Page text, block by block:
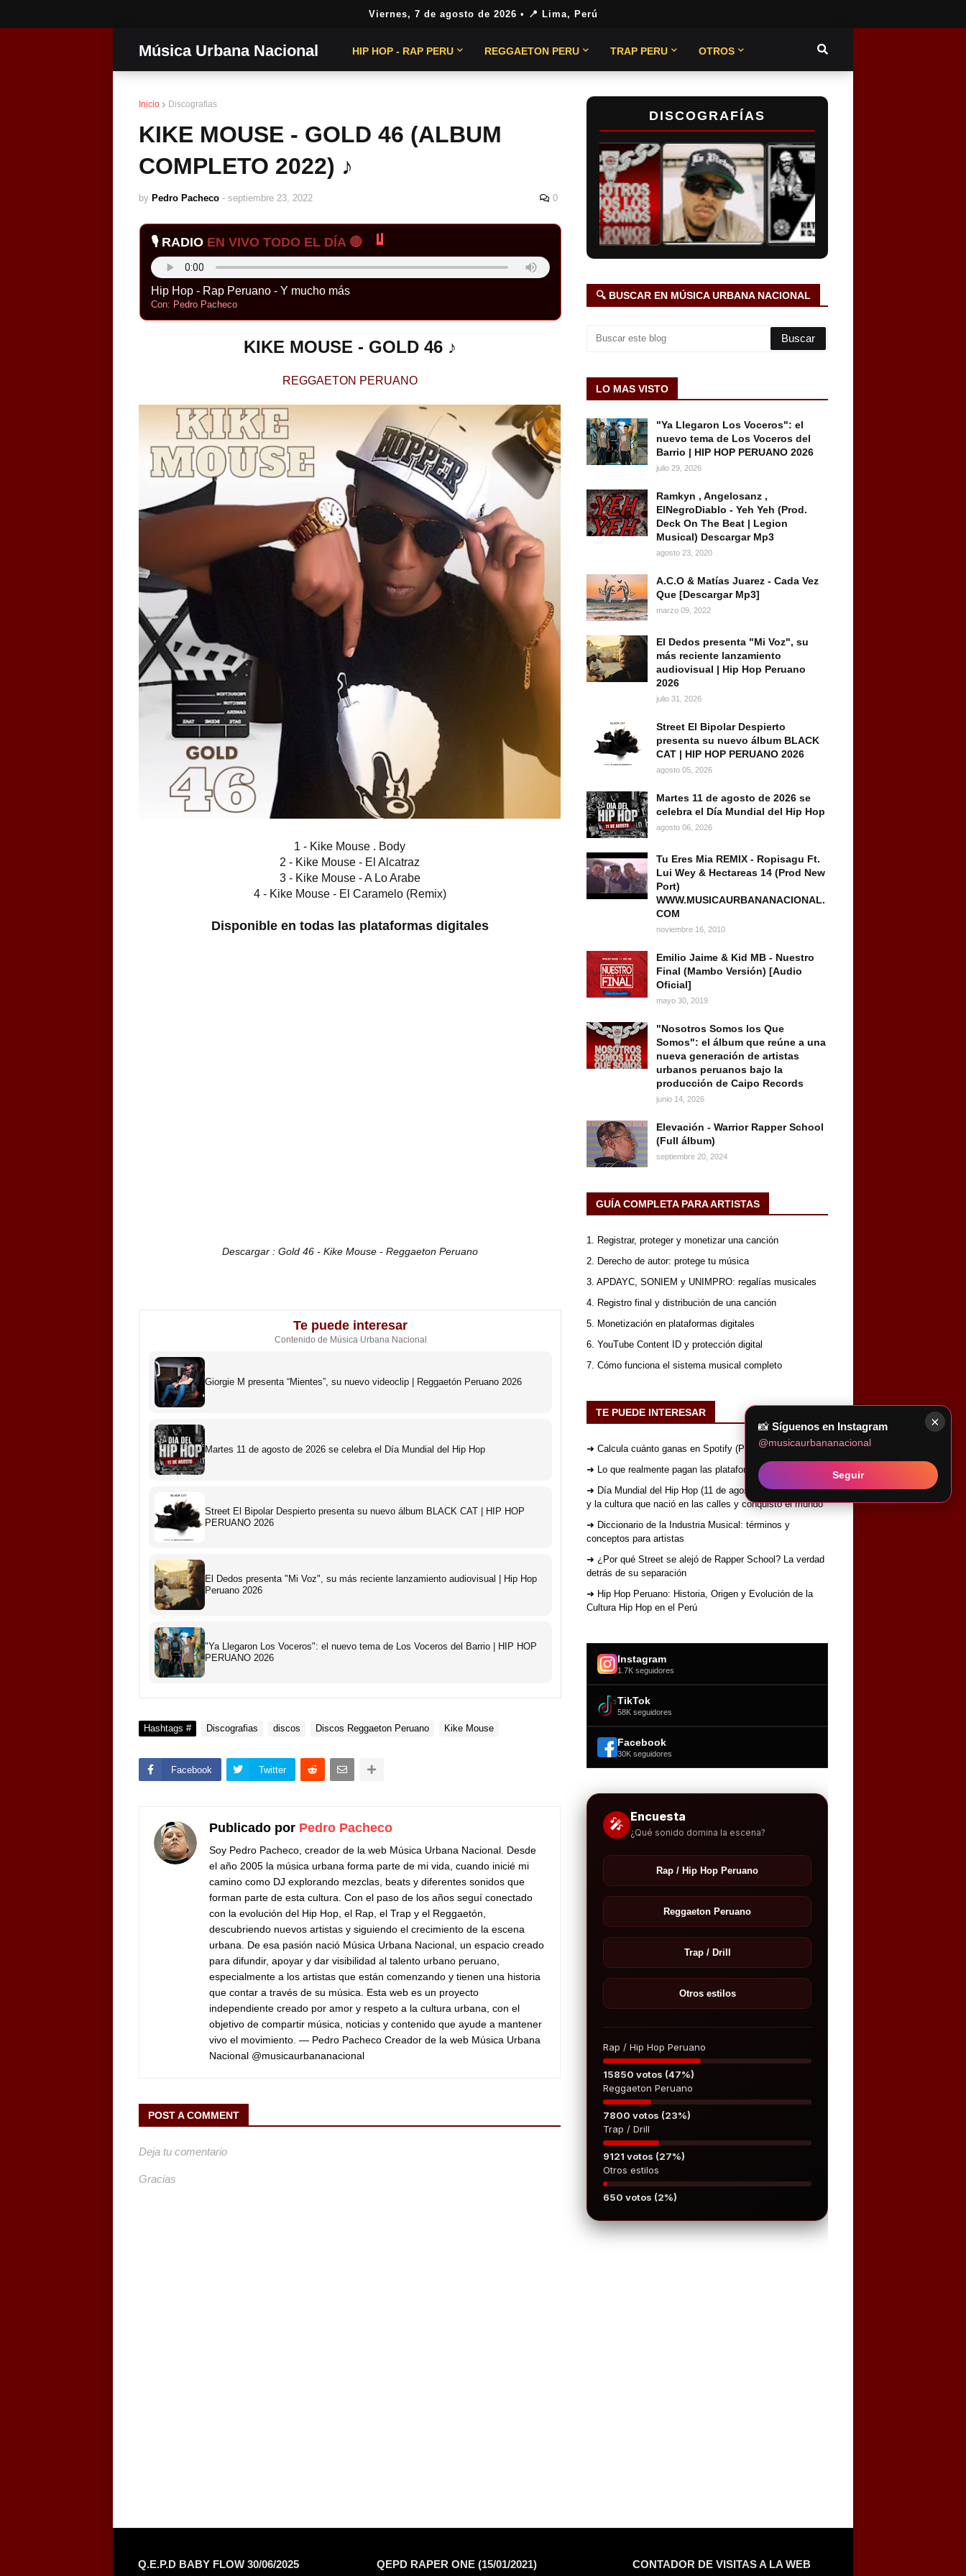
Viernes, 7 de agosto de 2026 • 📍 Lima, Perú
Música Urbana Nacional HIP HOP - RAP PERU REGGAETON PERU TRAP PERU OTROS
Inicio Discografias
KIKE MOUSE - GOLD 46 (ALBUM
COMPLETO 2022) ♪
by Pedro Pacheco - septiembre 23, 2022 0
🎙️ RADIO EN VIVO TODO EL DÍA 🔴
Hip Hop - Rap Peruano - Y mucho más
Con: Pedro Pacheco
KIKE MOUSE - GOLD 46 ♪
REGGAETON PERUANO
1 - Kike Mouse . Body
2 - Kike Mouse - El Alcatraz
3 - Kike Mouse - A Lo Arabe
4 - Kike Mouse - El Caramelo (Remix)
Disponible en todas las plataformas digitales
Descargar : Gold 46 - Kike Mouse - Reggaeton Peruano
Te puede interesar
Contenido de Música Urbana Nacional
Giorgie M presenta “Mientes”, su nuevo videoclip | Reggaetón Peruano 2026
Martes 11 de agosto de 2026 se celebra el Día Mundial del Hip Hop
Street El Bipolar Despierto presenta su nuevo álbum BLACK CAT | HIP HOP
PERUANO 2026
El Dedos presenta "Mi Voz", su más reciente lanzamiento audiovisual | Hip Hop
Peruano 2026
"Ya Llegaron Los Voceros": el nuevo tema de Los Voceros del Barrio | HIP HOP
PERUANO 2026
Hashtags # Discografias discos Discos Reggaeton Peruano Kike Mouse
Facebook Twitter
Publicado por Pedro Pacheco
Soy Pedro Pacheco, creador de la web Música Urbana Nacional. Desde
el año 2005 la música urbana forma parte de mi vida, cuando inicié mi
camino como DJ explorando mezclas, beats y diferentes sonidos que
forman parte de esta cultura. Con el paso de los años seguí conectado
con la evolución del Hip Hop, el Rap, el Trap y el Reggaetón,
descubriendo nuevos artistas y siguiendo el crecimiento de la escena
urbana. De esa pasión nació Música Urbana Nacional, un espacio creado
para difundir, apoyar y dar visibilidad al talento urbano peruano,
especialmente a los artistas que están comenzando y tienen una historia
que contar a través de su música. Esta web es un proyecto
independiente creado por amor y respeto a la cultura urbana, con el
objetivo de compartir música, noticias y contenido que ayude a mantener
vivo el movimiento. — Pedro Pacheco Creador de la web Música Urbana
Nacional @musicaurbananacional
POST A COMMENT
Deja tu comentario
Gracias
DISCOGRAFÍAS
🔍 BUSCAR EN MÚSICA URBANA NACIONAL
LO MAS VISTO
"Ya Llegaron Los Voceros": el
nuevo tema de Los Voceros del
Barrio | HIP HOP PERUANO 2026
julio 29, 2026
Ramkyn , Angelosanz ,
ElNegroDiablo - Yeh Yeh (Prod.
Deck On The Beat | Legion
Musical) Descargar Mp3
agosto 23, 2020
A.C.O & Matías Juarez - Cada Vez
Que [Descargar Mp3]
marzo 09, 2022
El Dedos presenta "Mi Voz", su
más reciente lanzamiento
audiovisual | Hip Hop Peruano
2026
julio 31, 2026
Street El Bipolar Despierto
presenta su nuevo álbum BLACK
CAT | HIP HOP PERUANO 2026
agosto 05, 2026
Martes 11 de agosto de 2026 se
celebra el Día Mundial del Hip Hop
agosto 06, 2026
Tu Eres Mia REMIX - Ropisagu Ft.
Lui Wey & Hectareas 14 (Prod New
Port)
WWW.MUSICAURBANANACIONAL.
COM
noviembre 16, 2010
Emilio Jaime & Kid MB - Nuestro
Final (Mambo Versión) [Audio
Oficial]
mayo 30, 2019
"Nosotros Somos los Que
Somos": el álbum que reúne a una
nueva generación de artistas
urbanos peruanos bajo la
producción de Caipo Records
junio 14, 2026
Elevación - Warrior Rapper School
(Full álbum)
septiembre 20, 2024
GUÍA COMPLETA PARA ARTISTAS
1. Registrar, proteger y monetizar una canción
2. Derecho de autor: protege tu música
3. APDAYC, SONIEM y UNIMPRO: regalías musicales
4. Registro final y distribución de una canción
5. Monetización en plataformas digitales
6. YouTube Content ID y protección digital
7. Cómo funciona el sistema musical completo
TE PUEDE INTERESAR
➜ Calcula cuánto ganas en Spotify (Perú)
➜ Lo que realmente pagan las plataformas de música
➜ Día Mundial del Hip Hop (11 de agosto): Historia, origen
y la cultura que nació en las calles y conquistó el mundo
➜ Diccionario de la Industria Musical: términos y
conceptos para artistas
➜ ¿Por qué Street se alejó de Rapper School? La verdad
detrás de su separación
➜ Hip Hop Peruano: Historia, Origen y Evolución de la
Cultura Hip Hop en el Perú
Instagram
1.7K seguidores
TikTok
58K seguidores
Facebook
30K seguidores
🎤 Encuesta
¿Qué sonido domina la escena?
Rap / Hip Hop Peruano
Reggaeton Peruano
Trap / Drill
Otros estilos
Rap / Hip Hop Peruano
15850 votos (47%)
Reggaeton Peruano
7800 votos (23%)
Trap / Drill
9121 votos (27%)
Otros estilos
650 votos (2%)
×
📸 Síguenos en Instagram
@musicaurbananacional
Seguir
Q.E.P.D BABY FLOW 30/06/2025 QEPD RAPER ONE (15/01/2021) CONTADOR DE VISITAS A LA WEB